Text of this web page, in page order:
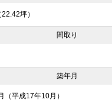
22.42坪）
間取り
築年月
（平成17年10月）